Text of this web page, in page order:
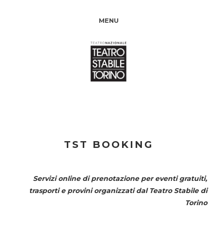
MENU
TST BOOKING
Servizi online di prenotazione per eventi gratuiti,
trasporti e provini organizzati dal Teatro Stabile di
Torino